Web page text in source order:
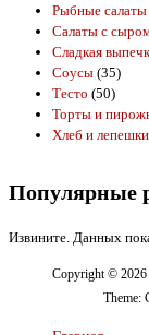
Рыбные салаты
Салаты с
Сладкая
Соусы (35)
Тесто (50)
Торты и
Хлеб и лепешки
Популярные
Извините. Данных
Copyright © 2026
Theme: